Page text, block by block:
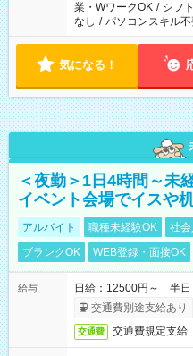
業・WワークOK / シフ
なし / パソコンスキル
気になる！
＜夜勤＞1日4時間～未
イベント会場でイスや
アルバイト 職種未経験OK 社
ブランクOK
WEB登録・面接OK
給与
日給：12500円～ 半
交通費別途支給あり
交通費 交通費規定支給